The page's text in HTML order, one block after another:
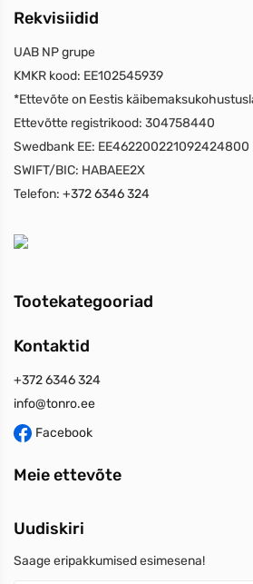
Rekvisiidid
UAB NP grupe
KMKR kood: EE102545939
*Ettevõte on Eestis
Ettevõtte registrikood: 304758440
Swedbank EE: EE462200221092424800
SWIFT/BIC: HABAEE2X
Telefon: +372 6346 324
Tootekategooriad
Kontaktid
+372 6346 324
info@tonro.ee
Facebook
Meie ettevõte
Uudiskiri
Saage eripakkumised esimesena!